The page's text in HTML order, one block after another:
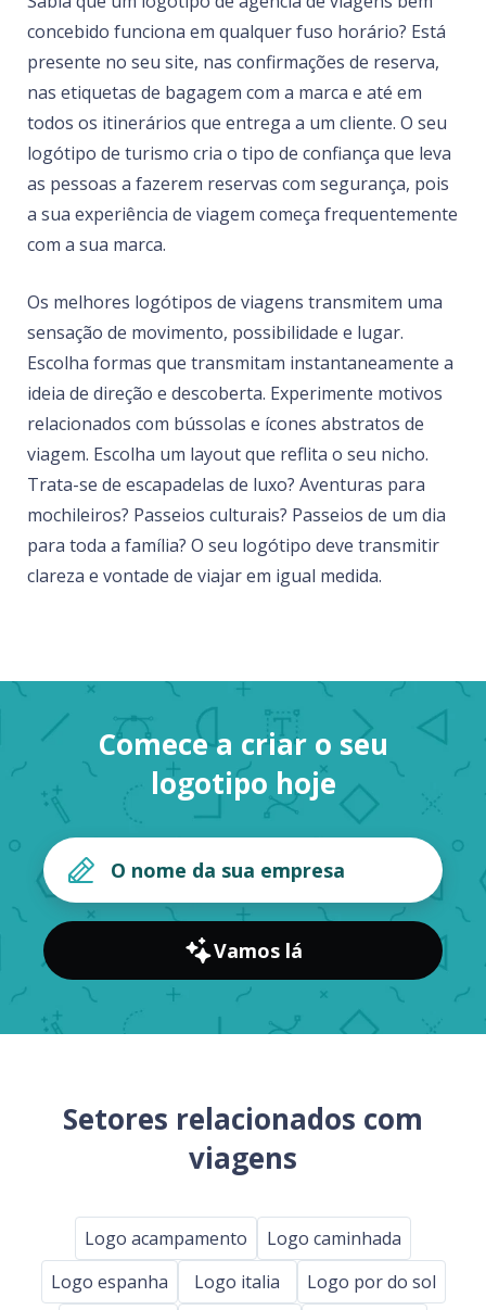
concebido funciona em qualquer fuso horário? Está
presente no seu site, nas confirmações de reserva,
nas etiquetas de bagagem com a marca e até em
todos os itinerários que entrega a um cliente. O seu
logótipo de turismo cria o tipo de confiança que leva
as pessoas a fazerem reservas com segurança, pois
a sua experiência de viagem começa frequentemente
com a sua marca.
Os melhores logótipos de viagens transmitem uma
sensação de movimento, possibilidade e lugar.
Escolha formas que transmitam instantaneamente a
ideia de direção e descoberta. Experimente motivos
relacionados com bússolas e ícones abstratos de
viagem. Escolha um layout que reflita o seu nicho.
Trata-se de escapadelas de luxo? Aventuras para
mochileiros? Passeios culturais? Passeios de um dia
para toda a família? O seu logótipo deve transmitir
clareza e vontade de viajar em igual medida.
Comece a criar o seu
logotipo hoje
Vamos lá
Setores relacionados com
viagens
Logo acampamento
Logo caminhada
Logo espanha
Logo italia
Logo por do sol